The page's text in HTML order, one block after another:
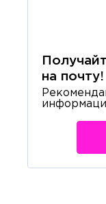
на почту!